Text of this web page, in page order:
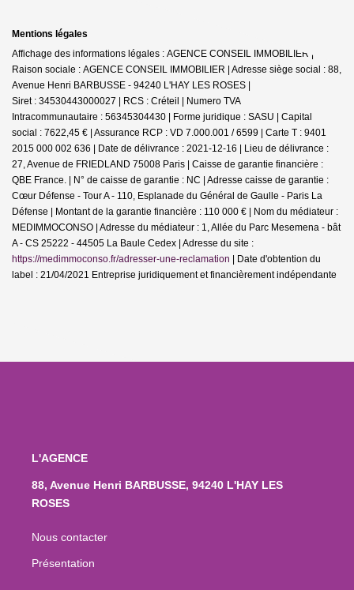
Mentions légales
Affichage des informations légales : AGENCE CONSEIL IMMOBILIER |
Raison sociale : AGENCE CONSEIL IMMOBILIER | Adresse siège social : 88,
Avenue Henri BARBUSSE - 94240 L'HAY LES ROSES |
Siret : 34530443000027 | RCS : Créteil | Numero TVA
Intracommunautaire : 56345304430 | Forme juridique : SASU | Capital
social : 7622,45 € | Assurance RCP : VD 7.000.001 / 6599 | Carte T : 9401
2015 000 002 636 | Date de délivrance : 2021-12-16 | Lieu de délivrance :
27, Avenue de FRIEDLAND 75008 Paris | Caisse de garantie financière :
QBE France. | N° de caisse de garantie : NC | Adresse caisse de garantie :
Cœur Défense - Tour A - 110, Esplanade du Général de Gaulle - Paris La
Défense | Montant de la garantie financière : 110 000 € | Nom du médiateur :
MEDIMMOCONSO | Adresse du médiateur : 1, Allée du Parc Mesemena - bât
A - CS 25222 - 44505 La Baule Cedex | Adresse du site :
https://medimmoconso.fr/adresser-une-reclamation | Date d'obtention du
label : 21/04/2021 Entreprise juridiquement et financièrement indépendante
L'AGENCE
88, Avenue Henri BARBUSSE, 94240 L'HAY LES
ROSES
Nous contacter
Présentation